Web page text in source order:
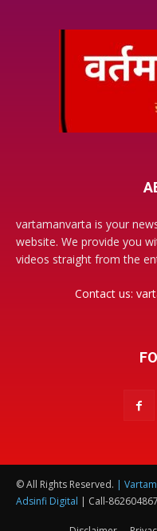
vartamanvarta is your
website. We provide you
videos straight from the
Contact us:
© All Rights Reserved. |
Adsinfi Digital | Call-